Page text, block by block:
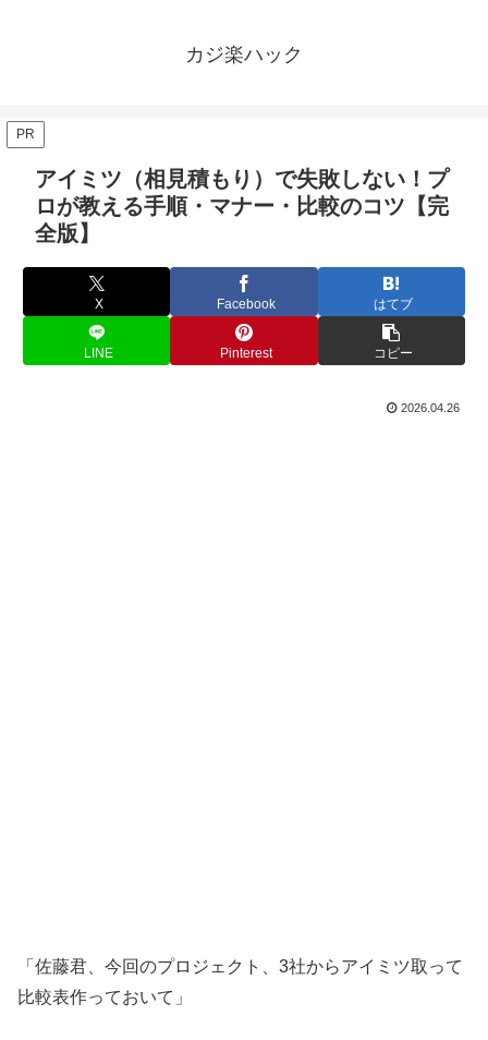
カジ楽ハック
PR
アイミツ（相見積もり）で失敗しない！プ
ロが教える手順・マナー・比較のコツ【完
全版】
X Facebook はてブ
LINE Pinterest コピー
2026.04.26
「佐藤君、今回のプロジェクト、3社からアイミツ取って
比較表作っておいて」